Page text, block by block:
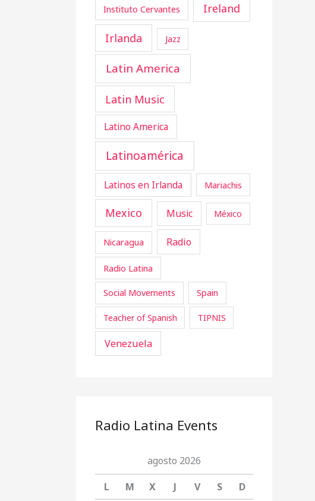
Instituto Cervantes Ireland
Irlanda Jazz
Latin America
Latin Music
Latino America
Latinoamérica
Latinos en Irlanda Mariachis
Mexico Music México
Nicaragua Radio
Radio Latina
Social Movements Spain
Teacher of Spanish TIPNIS
Venezuela
Radio Latina Events
agosto 2026
L
M X J V S
D